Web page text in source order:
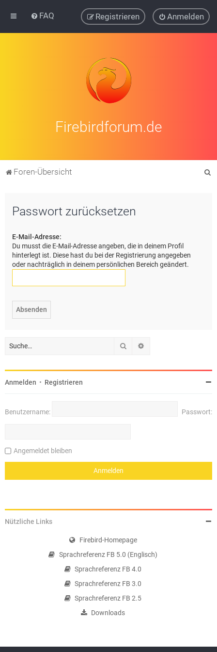
FAQ Anmelden
Registrieren
Firebirdforum.de
Foren-Übersicht
Passwort zurücksetzen
E-Mail-Adresse:
Du musst die E-Mail-Adresse angeben, die in deinem Profil
hinterlegt ist. Diese hast du bei der Registrierung angegeben
oder nachträglich in deinem persönlichen Bereich geändert.
Suche
Anmelden • Registrieren
Benutzername: Passwort:
Angemeldet bleiben
Nützliche Links
Firebird-Homepage
Sprachreferenz FB 5.0 (Englisch)
Sprachreferenz FB 4.0
Sprachreferenz FB 3.0
Sprachreferenz FB 2.5
Downloads